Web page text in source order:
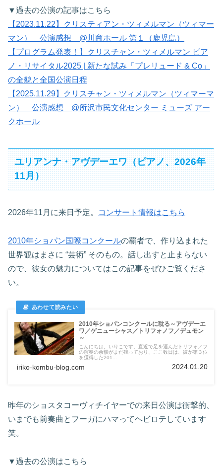
▼過去の公演の記事はこちら
【2023.11.22】クリスティアン・ツィメルマン（ツィマー
マン） 公演感想 @川商ホール 第１（鹿児島）
【プログラム発表！】クリスチャン・ツィメルマン ピア
ノ・リサイタル2025 | 新たな試み「プレリュード & Co」
の全貌と全国公演日程
【2025.11.29】クリスチャン・ツィメルマン（ツィマーマ
ン） 公演感想 @所沢市民文化センター ミューズ アー
クホール
ユリアンナ・アヴデーエワ（ピアノ、2026年
11月）
2026年11月に来日予定。 コンサート情報はこちら
2010年ショパン国際コンクールの覇者で、作り込まれた
世界観はまさに “芸術” そのもの。話し出すと止まらない
ので、彼女の魅力についてはこの記事をぜひご覧くださ
い。
2010年ショパンコンクールに耽る～アヴデーエ
ワ／ゲニューシャス／トリフォノフ／デュモン
～
こんにちは。いりこです。直近で足を運んだトリフォノフ
の演奏の余韻がまだ残っており、ここ数日は、彼が第３位
を獲得した201...
iriko-kombu-blog.com 2024.01.20
昨年のショスタコーヴィチイヤーでの来日公演は衝撃的、
いまでも前奏曲とフーガにハマってヘビロテしています
笑。
▼過去の公演はこちら